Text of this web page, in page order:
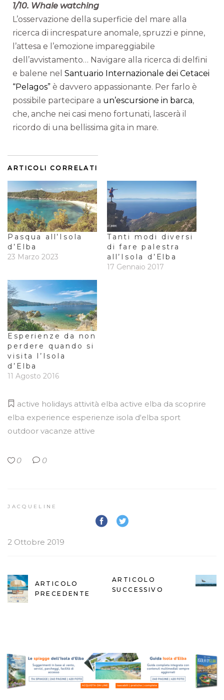
1/10. Whale watching
L’osservazione della superficie del mare alla
ricerca di increspature anomale, spruzzi e pinne,
l’attesa e l’emozione impareggiabile
dell’avvistamento… Navigare alla ricerca di delfini
e balene nelSantuario Internazionale dei Cetacei
“Pelagos” è davvero appassionante. Per farlo è
possibile partecipare a un’escursione in barca,
che, anche nei casi meno fortunati, lascerà il
ricordo di una bellissima gita in mare.
ARTICOLI CORRELATI
Pasqua all’Isola
d’Elba
23 Marzo 2023
Tanti modi diversi
di fare palestra
all’Isola d’Elba
17 Gennaio 2017
Esperienze da non
perdere quando si
visita l’Isola
d’Elba
11 Agosto 2016
active holidays attività elba active elba da scoprire
elba experience esperienze isola d'elba sport
outdoor vacanze attive
0 0
JACQUELINE
2 Ottobre 2019
ARTICOLO
PRECEDENTE
ARTICOLO
SUCCESSIVO